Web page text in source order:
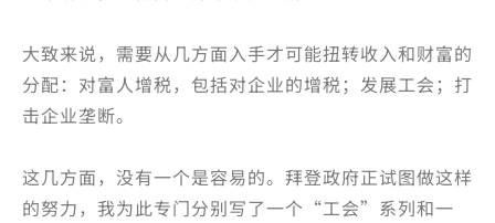
大致来说，需要从几方面入手才可能扭转收入和财富的
分配：对富人增税，包括对企业的增税；发展工会；打
击企业垄断。
这几方面，没有一个是容易的。拜登政府正试图做这样
的努力，我为此专门分别写了一个“工会”系列和一